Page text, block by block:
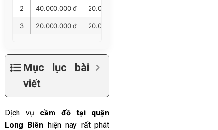
2 40.000.000 đ 20.000.000 đ
3 20.000.000 đ 20.000.000 đ
Mục lục bài
viết
Dịch vụ cầm đồ tại quận
Long Biên hiện nay rất phát